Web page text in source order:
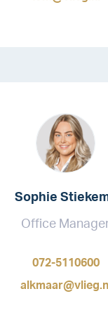
Sophie
Office
072-5110600
alkmaar@vlieg.nl